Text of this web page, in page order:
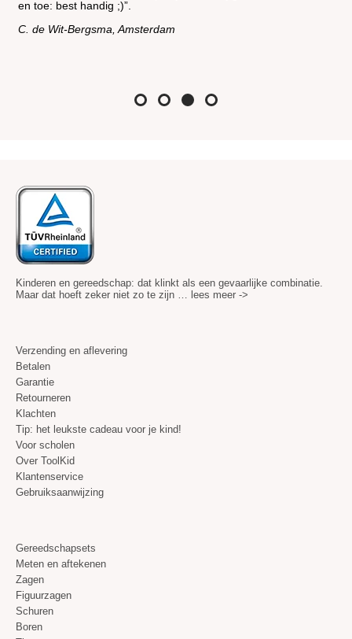
Miranda Annen, Hoogeveen
Maar dat hoeft zeker niet zo te zijn …lees meer ->
Betalen
Garantie
Retourneren
Klachten
Tip: het leukste cadeau voor je kind!
Voor scholen
Over ToolKid
Klantenservice
Gebruiksaanwijzing
Meten en aftekenen
Zagen
Figuurzagen
Schuren
Boren
Timmeren